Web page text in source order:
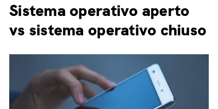
Sistema operativo aperto
vs sistema operativo chiuso